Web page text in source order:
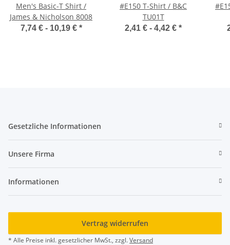
Men's Basic-T Shirt /
James & Nicholson 8008
7,74 € - 10,19 € *
#E150 T-Shirt / B&C
TU01T
2,41 € - 4,42 € *
Gesetzliche Informationen
Unsere Firma
Informationen
Vertrag widerrufen
* Alle Preise inkl. gesetzlicher MwSt., zzgl.Versand